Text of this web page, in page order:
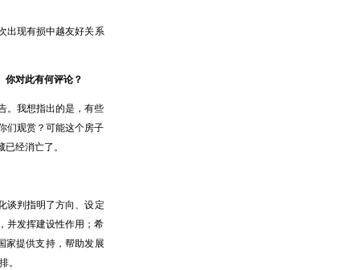
出现有损中越友好关系
你对此有何评论？
。我想指出的是，有些
们观赏？可能这个房子
经消亡了。
谈判指明了方向、设定
并发挥建设性作用；希
家提供支持，帮助发展
。